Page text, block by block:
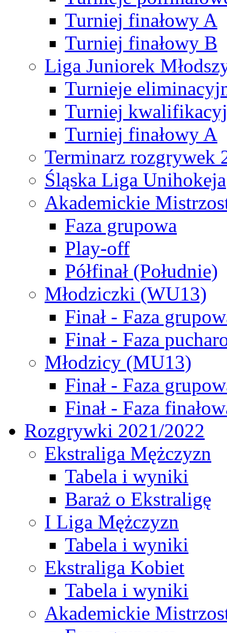
Turniej finałowy A
Turniej finałowy B
Liga Juniorek
Turnieje
Turniej
Turniej finałowy A
Terminarz rozgrywek
Śląska Liga Unihokeja
Akademickie
Faza grupowa
Play-off
Półfinał (Południe)
Młodziczki (WU13)
Finał - Faza
Finał - Faza
Młodzicy (MU13)
Finał - Faza
Finał - Faza
Rozgrywki 2021/2022
Ekstraliga Mężczyzn
Tabela i wyniki
Baraż o Ekstraligę
I Liga Mężczyzn
Tabela i wyniki
Ekstraliga Kobiet
Tabela i wyniki
Akademickie